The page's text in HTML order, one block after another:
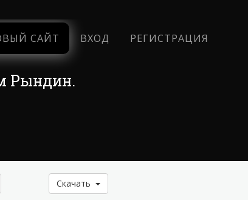
САЙТ ВХОД РЕГИСТРАЦИЯ
Рындин.
Скачать